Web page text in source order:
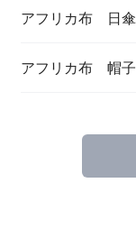
アフリカ布 日傘
アフリカ布 帽子